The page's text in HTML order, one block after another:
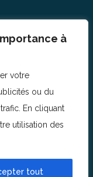
à
votre
ou du
En cliquant
utilisation des
tout
9